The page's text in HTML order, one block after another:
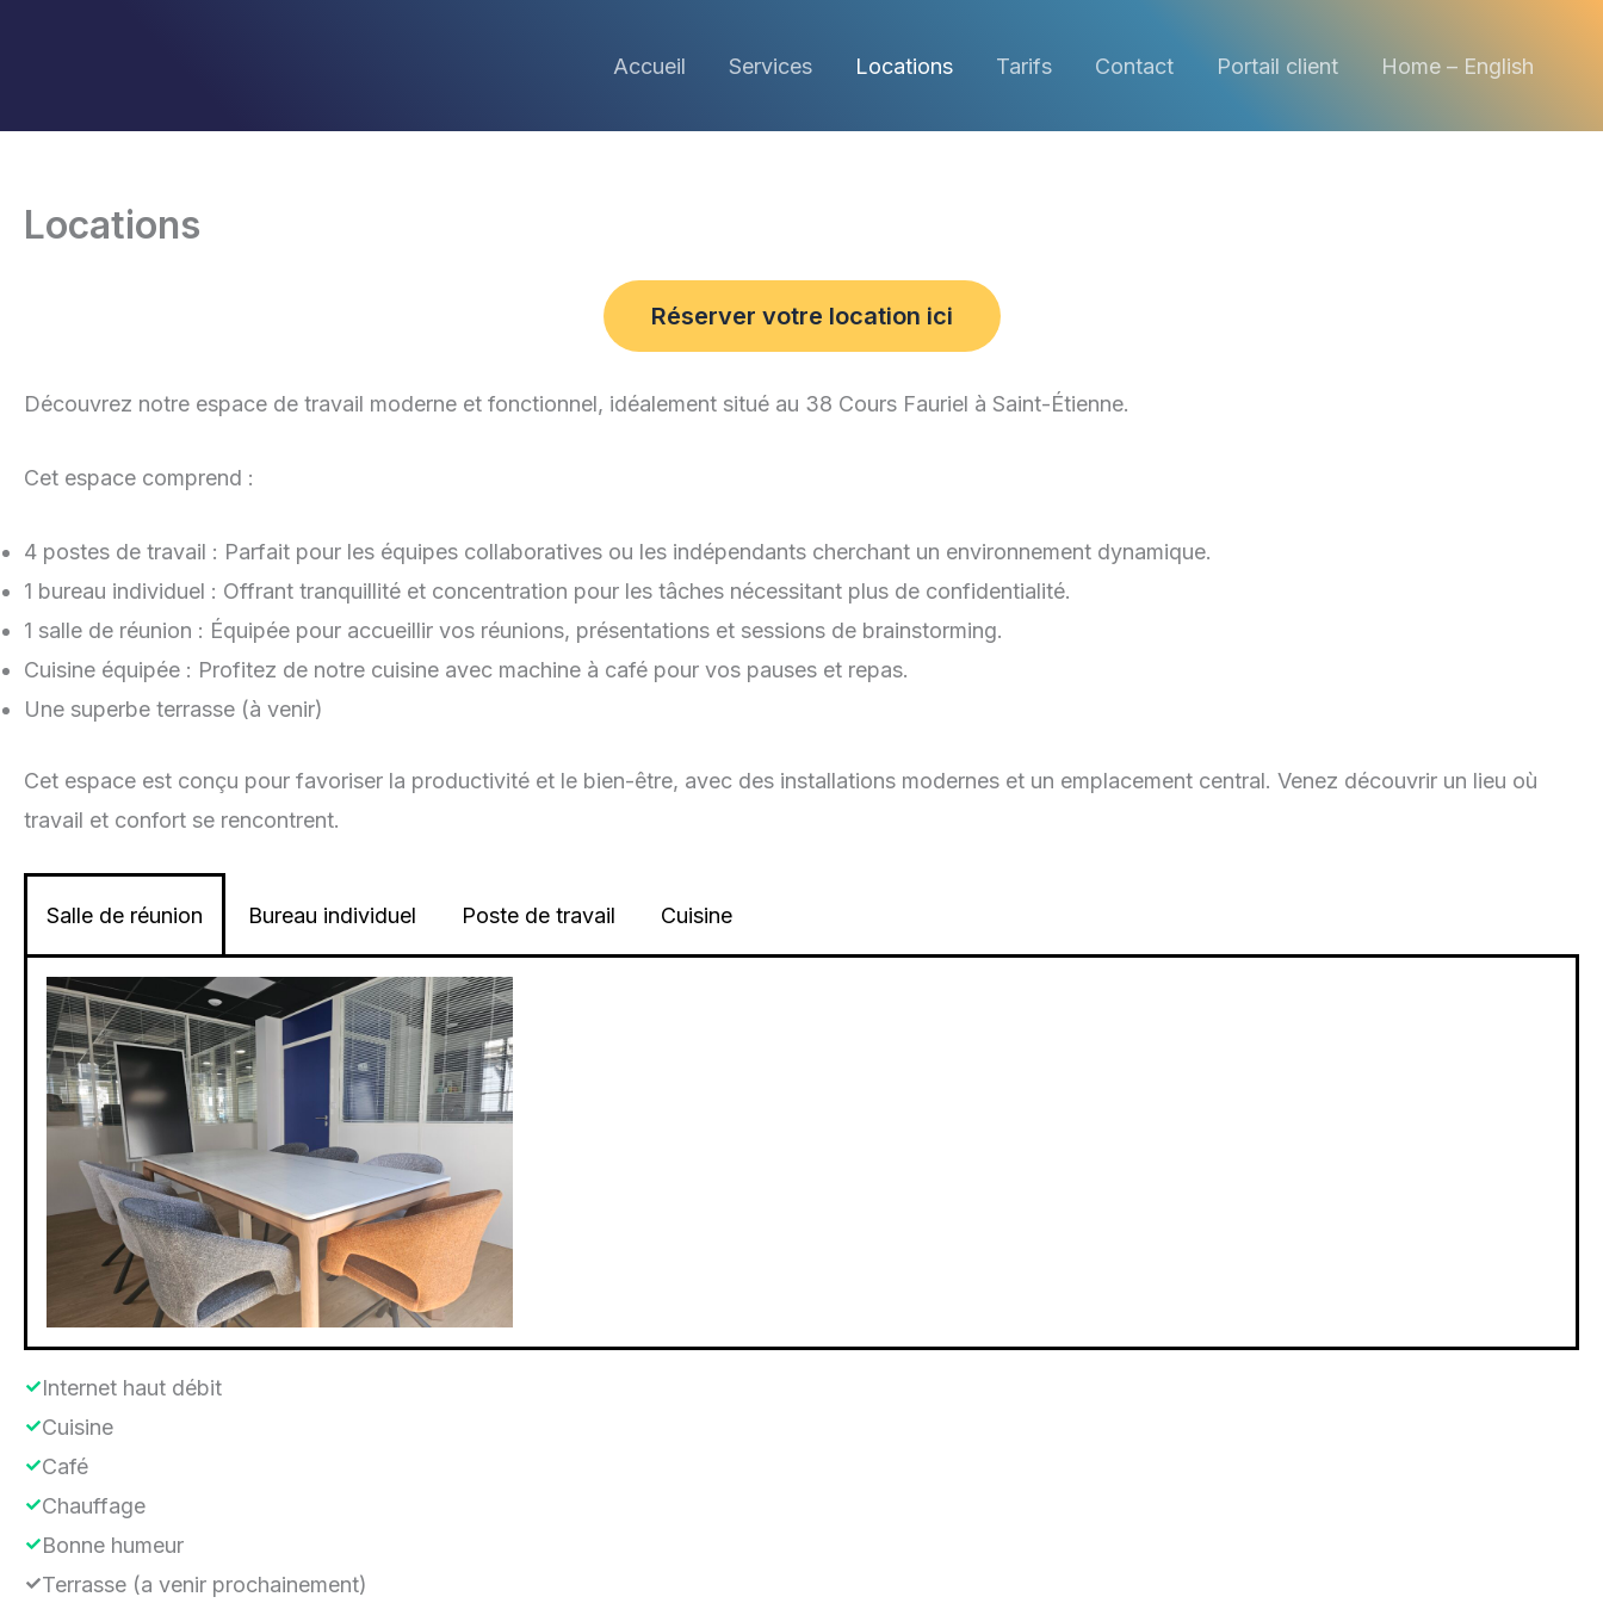
Accueil Services Locations Tarifs Contact Portail client Home – English
Locations
Réserver votre location ici
Découvrez notre espace de travail moderne et fonctionnel, idéalement situé au 38 Cours Fauriel à Saint-Étienne.
Cet espace comprend :
4 postes de travail : Parfait pour les équipes collaboratives ou les indépendants cherchant un environnement dynamique.
1 bureau individuel : Offrant tranquillité et concentration pour les tâches nécessitant plus de confidentialité.
1 salle de réunion : Équipée pour accueillir vos réunions, présentations et sessions de brainstorming.
Cuisine équipée : Profitez de notre cuisine avec machine à café pour vos pauses et repas.
Une superbe terrasse (à venir)
Cet espace est conçu pour favoriser la productivité et le bien-être, avec des installations modernes et un emplacement central. Venez découvrir un lieu où
travail et confort se rencontrent.
Salle de réunion Bureau individuel Poste de travail Cuisine
Internet haut débit
Cuisine
Café
Chauffage
Bonne humeur
Terrasse (a venir prochainement)